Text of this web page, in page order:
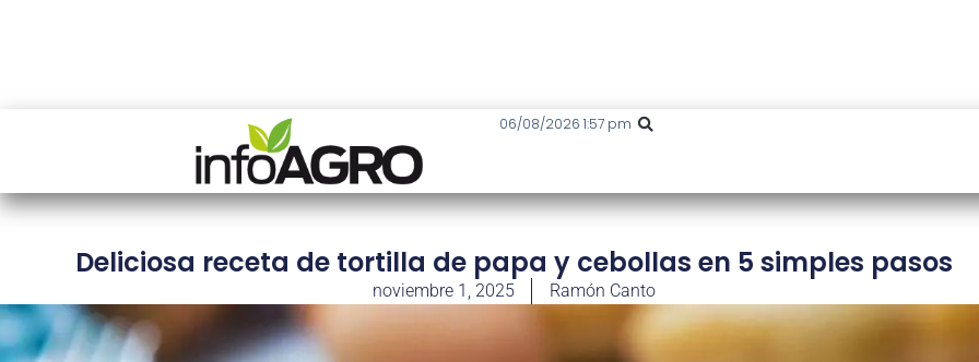
06/08/2026 1:57 pm
Deliciosa receta de tortilla de papa y cebollas en 5 simples pasos
noviembre 1, 2025 Ramón Canto